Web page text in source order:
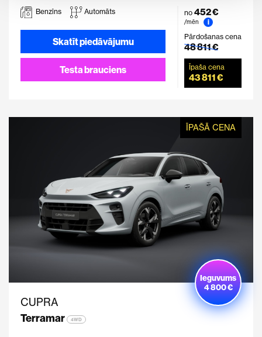
Benzīns Automāts
Skatīt piedāvājumu
Testa brauciens
no 452 €
/mēn
i
Pārdošanas cena
48 811 €
Īpaša cena
43 811 €
ĪPAŠĀ CENA
CUPRA
Terramar
4WD
Ieguvums
4 800 €